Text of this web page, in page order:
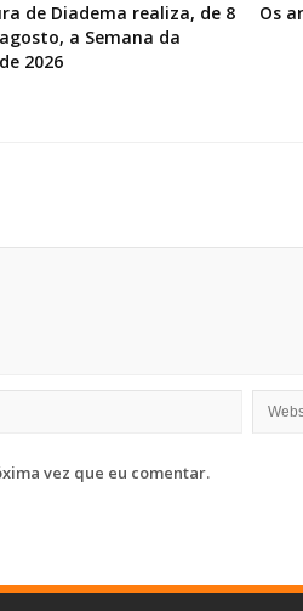
de Diadema realiza, de 8
a Semana da
2026
Os
vez que eu comentar.